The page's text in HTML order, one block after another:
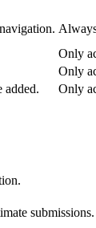
Only
Only
added. Only
submissions.